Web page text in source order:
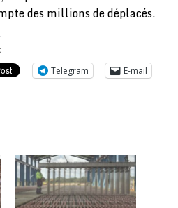
des millions de déplacés.
Telegram
E-mail